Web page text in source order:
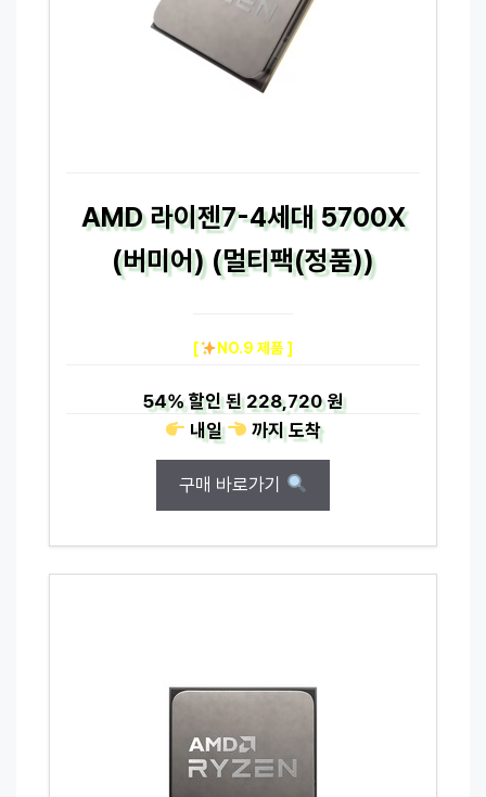
AMD 라이젠7-4세대 5700X
(버미어) (멀티팩(정품))
[ NO.9 제품 ]
54%할인 된228,720 원
내일
까지도착
구매 바로가기